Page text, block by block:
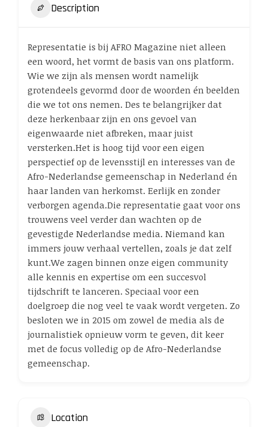
Description
Representatie is bij AFRO Magazine niet alleen
een woord, het vormt de basis van ons platform.
Wie we zijn als mensen wordt namelijk
grotendeels gevormd door de woorden én beelden
die we tot ons nemen. Des te belangrijker dat
deze herkenbaar zijn en ons gevoel van
eigenwaarde niet afbreken, maar juist
versterken.Het is hoog tijd voor een eigen
perspectief op de levensstijl en interesses van de
Afro-Nederlandse gemeenschap in Nederland én
haar landen van herkomst. Eerlijk en zonder
verborgen agenda.Die representatie gaat voor ons
trouwens veel verder dan wachten op de
gevestigde Nederlandse media. Niemand kan
immers jouw verhaal vertellen, zoals je dat zelf
kunt.We zagen binnen onze eigen community
alle kennis en expertise om een succesvol
tijdschrift te lanceren. Speciaal voor een
doelgroep die nog veel te vaak wordt vergeten. Zo
besloten we in 2015 om zowel de media als de
journalistiek opnieuw vorm te geven, dit keer
met de focus volledig op de Afro-Nederlandse
gemeenschap.
Location